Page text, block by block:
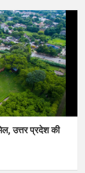
उत्तर प्रदेश की